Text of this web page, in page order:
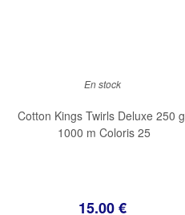
15.00€
En stock
Cotton Kings Twirls Deluxe 250 g
1000 m Coloris 25